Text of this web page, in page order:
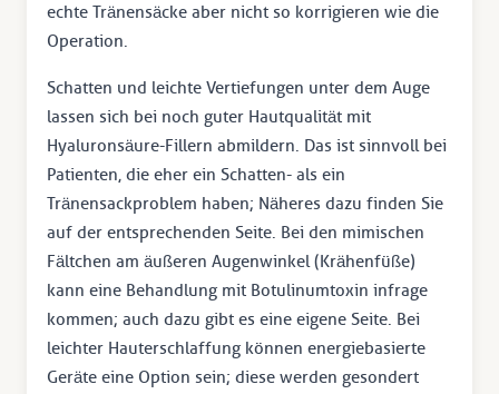
echte Tränensäcke aber nicht so korrigieren wie die
Operation.
Schatten und leichte Vertiefungen unter dem Auge
lassen sich bei noch guter Hautqualität mit
Hyaluronsäure-Fillern abmildern. Das ist sinnvoll bei
Patienten, die eher ein Schatten- als ein
Tränensackproblem haben; Näheres dazu finden Sie
auf der entsprechenden Seite. Bei den mimischen
Fältchen am äußeren Augenwinkel (Krähenfüße)
kann eine Behandlung mit Botulinumtoxin infrage
kommen; auch dazu gibt es eine eigene Seite. Bei
leichter Hauterschlaffung können energiebasierte
Geräte eine Option sein; diese werden gesondert